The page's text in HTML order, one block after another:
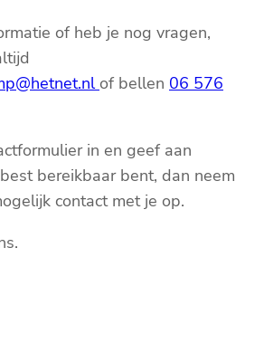
of heb je nog vragen,
of bellen 06 576
in en geef aan
bereikbaar bent, dan neem
contact met je op.